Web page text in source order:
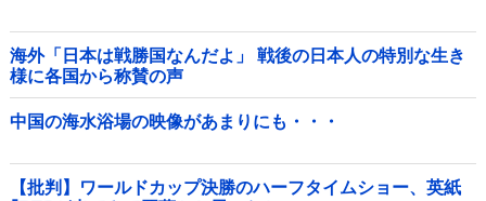
海外「日本は戦勝国なんだよ」 戦後の日本人の特別な生き
様に各国から称賛の声
中国の海水浴場の映像があまりにも・・・
【批判】ワールドカップ決勝のハーフタイムショー、英紙